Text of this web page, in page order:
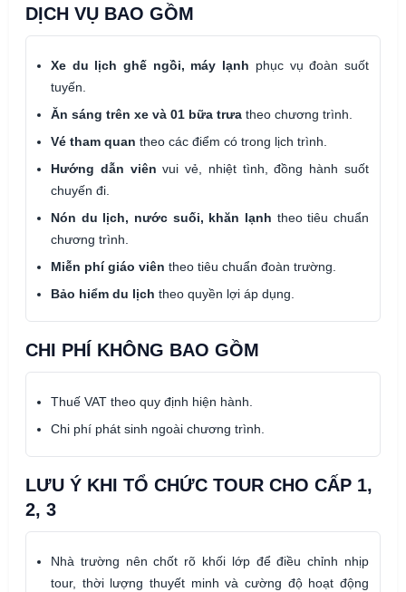
DỊCH VỤ BAO GỒM
Xe du lịch ghế ngồi, máy lạnh phục vụ đoàn suốt
tuyến.
Ăn sáng trên xe và 01 bữa trưa theo chương trình.
Vé tham quan theo các điểm có trong lịch trình.
Hướng dẫn viên vui vẻ, nhiệt tình, đồng hành suốt
chuyến đi.
Nón du lịch, nước suối, khăn lạnh theo tiêu chuẩn
chương trình.
Miễn phí giáo viên theo tiêu chuẩn đoàn trường.
Bảo hiểm du lịch theo quyền lợi áp dụng.
CHI PHÍ KHÔNG BAO GỒM
Thuế VAT theo quy định hiện hành.
Chi phí phát sinh ngoài chương trình.
LƯU Ý KHI TỔ CHỨC TOUR CHO CẤP 1,
2, 3
Nhà trường nên chốt rõ khối lớp để điều chỉnh nhịp
tour, thời lượng thuyết minh và cường độ hoạt động